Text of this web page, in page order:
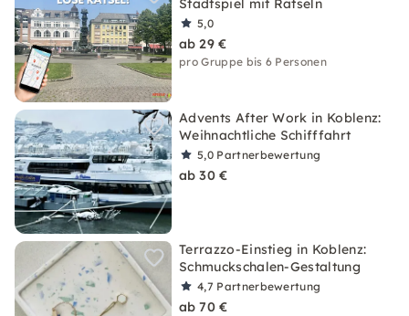
Stadtspiel mit Rätseln
5,0
ab 29 €
pro Gruppe bis 6 Personen
Advents After Work in Koblenz:
Weihnachtliche Schifffahrt
5,0 Partnerbewertung
ab 30 €
Terrazzo-Einstieg in Koblenz:
Schmuckschalen-Gestaltung
4,7 Partnerbewertung
ab 70 €